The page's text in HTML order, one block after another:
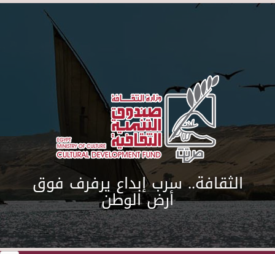
Skip to main content
الثقافة.. سرب إبداع يرفرف فوق
أرض الوطن